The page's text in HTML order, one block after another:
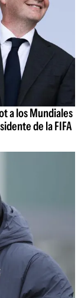
a los Mundiales
de la FIFA